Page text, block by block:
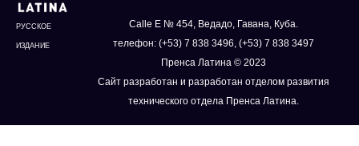
РУССКОЕ
ИЗДАНИЕ
Calle E № 454, Ведадо, Гавана, Куба.
телефон: (+53) 7 838 3496, (+53) 7 838 3497
Пренса Латина © 2023
Сайт разработан и разработан отделом развития
технического отдела Пренса Латина.